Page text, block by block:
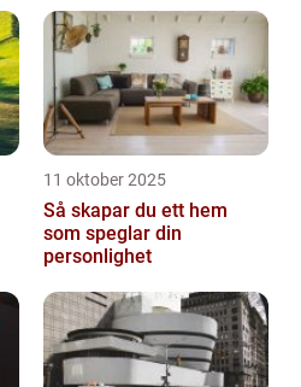
11 oktober 2025
Så skapar du ett hem
som speglar din
personlighet